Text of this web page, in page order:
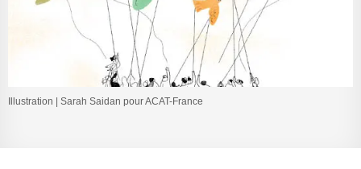
Illustration | Sarah Saidan pour ACAT-France